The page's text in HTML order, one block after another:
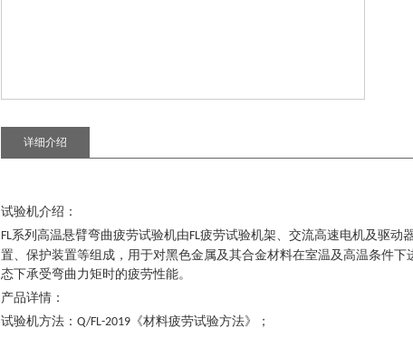
详细介绍
试验机介绍 ：
FL系列 高温悬臂弯曲疲劳试验机由FL疲劳试验机架、交流高速电机及驱动
置、保护装置等组成，用于对黑色金属及其合金材料在室温及高温条件
态下承受弯曲力矩时的疲劳性能。
产品详情：
试验机方法 ： Q/FL-2019 《材料疲劳试验方法》
；